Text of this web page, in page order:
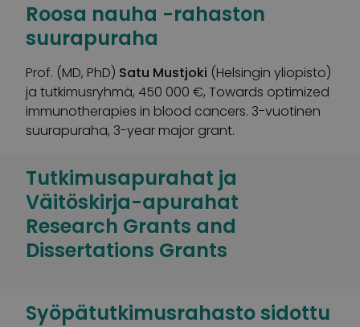
Roosa nauha -rahaston
suurapuraha
Prof. (MD, PhD) Satu Mustjoki (Helsingin yliopisto)
ja tutkimusryhmä, 450 000 €, Towards optimized
immunotherapies in blood cancers. 3-vuotinen
suurapuraha, 3-year major grant.
Tutkimusapurahat ja
Väitöskirja-apurahat
Research Grants and
Dissertations Grants
Syöpätutkimusrahasto sidottu